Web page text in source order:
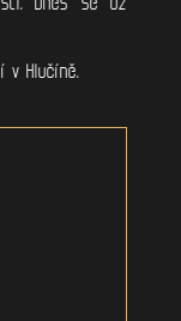
v Hlučíně.